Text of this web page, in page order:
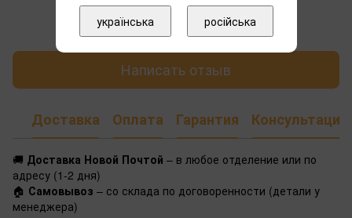
Добавьте первый отзыв
Написать отзыв
Доставка Оплата Гарантия Консультация
🚚 Доставка Новой Почтой – в любое отделение или по
адресу (1-2 дня)
🏠 Самовывоз – со склада по договоренности (детали у
менеджера)
українська російська